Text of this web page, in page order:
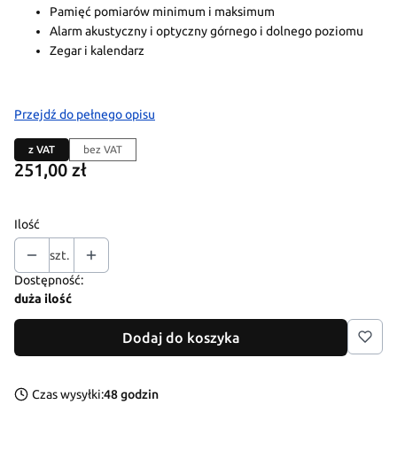
Pamięć pomiarów minimum i maksimum
Alarm akustyczny i optyczny górnego i dolnego poziomu
Zegar i kalendarz
Przejdź do pełnego opisu
z VAT bez VAT
Cena
251,00 zł
Ilość
szt.
Dostępność:
duża ilość
Dodaj do koszyka
Czas wysyłki:48 godzin